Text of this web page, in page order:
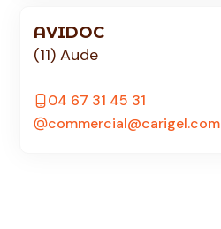
AVIDOC
(11) Aude
04 67 31 45 31
commercial@carigel.com